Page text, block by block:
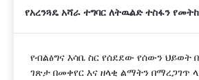
የአረንጓዴ አሻራ ተግባር ለትዉልድ ተስፋን
የብልፅግና እሳቤ ስር የሰደደው የሰውን ህይወት
ገጽታ በመቀየር እና ዘላቂ ልማትን በማረጋገጥ